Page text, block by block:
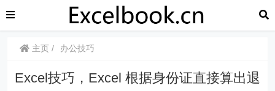
主页 办公技巧
Excel技巧，​​Excel 根据身份证直接算出退